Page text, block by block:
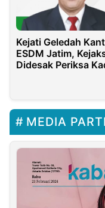
Kejati Geledah
ESDM Jatim,
Didesak Periksa
MEDIA